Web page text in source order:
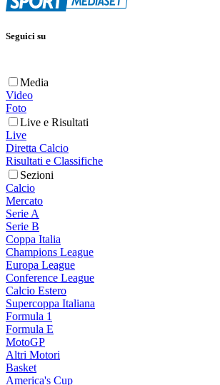
Seguici su
Media
Video
Foto
Live e Risultati
Live
Diretta Calcio
Risultati e Classifiche
Sezioni
Calcio
Mercato
Serie A
Serie B
Coppa Italia
Champions League
Europa League
Conference League
Calcio Estero
Supercoppa Italiana
Formula 1
Formula E
MotoGP
Altri Motori
Basket
America's Cup